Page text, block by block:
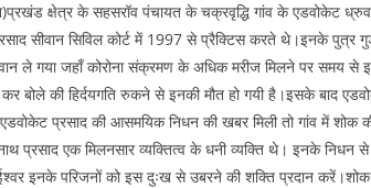
क्षेत्र के सहसरॉव पंचायत के चक्रवृद्धि गांव के एडवोकेट
सीवान सिविल कोर्ट में 1997 से प्रैक्टिस करते थे।इनके पुत्र
ले गया जहाँ कोरोना संक्रमण के अधिक मरीज मिलने पर समय
बोले की हिर्दयगति रुकने से इनकी मौत हो गयी है।इसके बाद
प्रसाद की आसमयिक निधन की खबर मिली तो गांव में शोक
प्रसाद एक मिलनसार व्यक्तित्व के धनी व्यक्ति थे। इनके निधन
इनके परिजनों को इस दुःख से उबरने की शक्ति प्रदान